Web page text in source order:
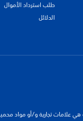
طلب استرداد الأموال
الدلائل
هي علامات تجارية و/أو مواد